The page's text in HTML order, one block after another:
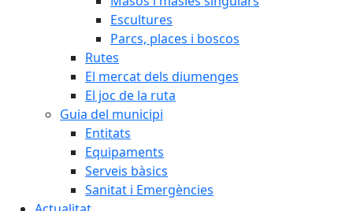
Escultures
Parcs, places i boscos
Rutes
El mercat dels diumenges
El joc de la ruta
Guia del municipi
Entitats
Equipaments
Serveis bàsics
Sanitat i Emergències